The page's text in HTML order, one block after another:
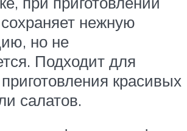
нежную
но не
Подходит для
красивых
салатов.